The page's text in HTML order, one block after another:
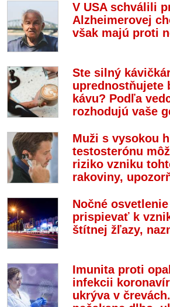
V USA schválili
Alzheimerovej
však majú proti
Ste silný
uprednostňujete
kávu? Podľa
rozhodujú vaše
Muži s vysokou
testosterónu
riziko vzniku
rakoviny,
Nočné
prispievať k
štítnej žľazy,
Imunita proti
infekcii
ukrýva v